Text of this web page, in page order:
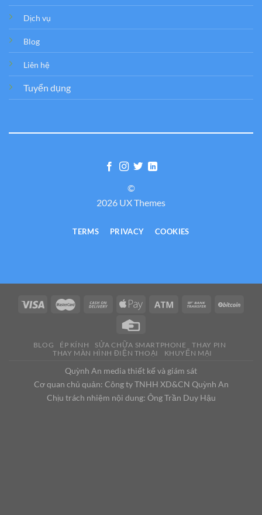
Dịch vụ
Blog
Liên hệ
Tuyển dụng
©
2026 UX Themes
TERMS PRIVACY COOKIES
BLOG ÉP KÍNH SỬA CHỮA SMARTPHONE
THAY PIN
THAY MÀN HÌNH ĐIỆN THOẠI
KHUYẾN MẠI
Quỳnh An media thiết kế và giám sát
Cơ quan chủ quản: Công ty TNHH XD&CN Quỳnh An
Chịu trách nhiệm nội dung: Ông Trần Duy Hậu